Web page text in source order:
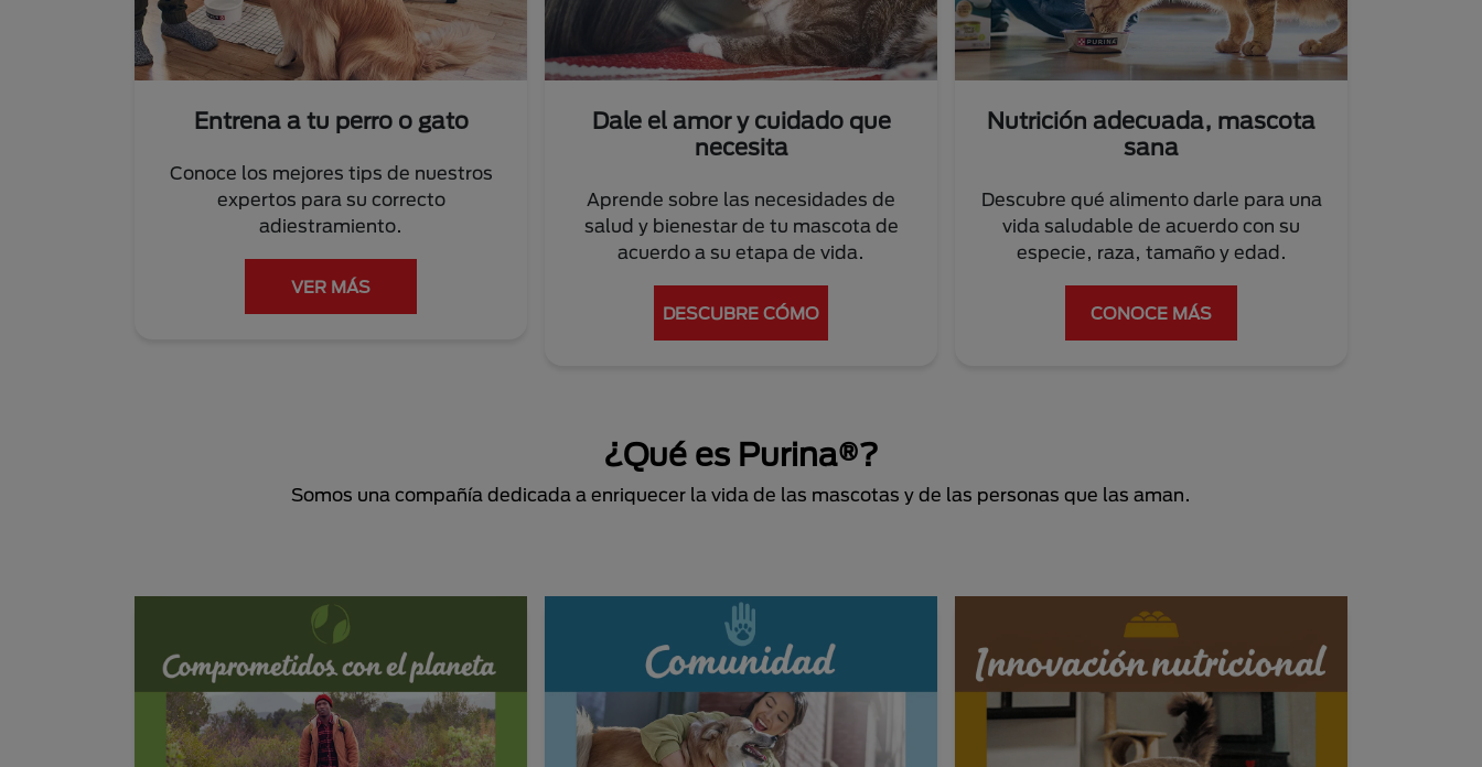
Entrena a tu perro o gato
Conoce los mejores tips de nuestros
expertos para su correcto
adiestramiento.
VER MÁS
Dale el amor y cuidado que
necesita
Aprende sobre las necesidades de
salud y bienestar de tu mascota de
acuerdo a su etapa de vida.
DESCUBRE CÓMO
Nutrición adecuada, mascota
sana
Descubre qué alimento darle para una
vida saludable de acuerdo con su
especie, raza, tamaño y edad.
CONOCE MÁS
¿Qué es Purina®?
Somos una compañía dedicada a enriquecer la vida de las mascotas y de las personas que las aman.